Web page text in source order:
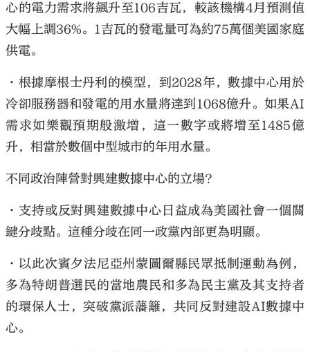
心的電力需求將飆升至106吉瓦，較該機構4月預測值
大幅上調36%。1吉瓦的發電量可為約75萬個美國家庭
供電。
•根據摩根士丹利的模型，到2028年，數據中心用於
冷卻服務器和發電的用水量將達到1068億升。如果AI
需求如樂觀預期般激增，這一數字或將增至1485億
升，相當於數個中型城市的年用水量。
不同政治陣營對興建數據中心的立場？
•支持或反對興建數據中心日益成為美國社會一個關
鍵分歧點。這種分歧在同一政黨內部更為明顯。
•以此次賓夕法尼亞州蒙圖爾縣民眾抵制運動為例，
多為特朗普選民的當地農民和多為民主黨及其支持者
的環保人士，突破黨派藩籬，共同反對建設AI數據中
心。